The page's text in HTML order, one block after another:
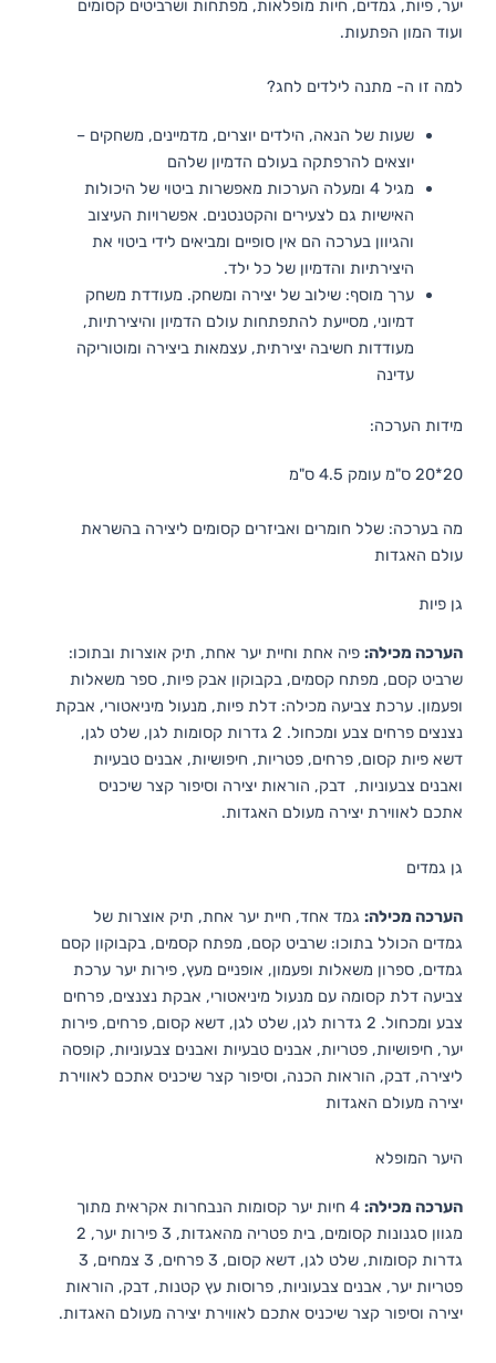
יער, פיות, גמדים, חיות מופלאות, מפתחות ושרביטים קסומים
ועוד המון הפתעות.
למה זו ה- מתנה לילדים לחג?
שעות של הנאה, הילדים יוצרים, מדמיינים, משחקים –
יוצאים להרפתקה בעולם הדמיון שלהם
מגיל 4 ומעלה הערכות מאפשרות ביטוי של היכולות
האישיות גם לצעירים והקטנטנים. אפשרויות העיצוב
והגיוון בערכה הם אין סופיים ומביאים לידי ביטוי את
היצירתיות והדמיון של כל ילד.
ערך מוסף: שילוב של יצירה ומשחק. מעודדת משחק
דמיוני, מסייעת להתפתחות עולם הדמיון והיצירתיות,
מעודדות חשיבה יצירתית, עצמאות ביצירה ומוטוריקה
עדינה
מידות הערכה:
20*20 ס"מ עומק 4.5 ס"מ
מה בערכה: שלל חומרים ואביזרים קסומים ליצירה בהשראת
עולם האגדות
גן פיות
הערכה מכילה: פיה אחת וחיית יער אחת, תיק אוצרות ובתוכו:
שרביט קסם, מפתח קסמים, בקבוקון אבק פיות, ספר משאלות
ופעמון. ערכת צביעה מכילה: דלת פיות, מנעול מיניאטורי, אבקת
נצנצים פרחים צבע ומכחול. 2 גדרות קסומות לגן, שלט לגן,
דשא פיות קסום, פרחים, פטריות, חיפושיות, אבנים טבעיות
ואבנים צבעוניות, דבק, הוראות יצירה וסיפור קצר שיכניס
אתכם לאווירת יצירה מעולם האגדות.
גן גמדים
הערכה מכילה: גמד אחד, חיית יער אחת, תיק אוצרות של
גמדים הכולל בתוכו: שרביט קסם, מפתח קסמים, בקבוקון קסם
גמדים, ספרון משאלות ופעמון, אופניים מעץ, פירות יער ערכת
צביעה דלת קסומה עם מנעול מיניאטורי, אבקת נצנצים, פרחים
צבע ומכחול. 2 גדרות לגן, שלט לגן, דשא קסום, פרחים, פירות
יער, חיפושיות, פטריות, אבנים טבעיות ואבנים צבעוניות, קופסה
ליצירה, דבק, הוראות הכנה, וסיפור קצר שיכניס אתכם לאווירת
יצירה מעולם האגדות
היער המופלא
הערכה מכילה:
4 חיות יער קסומות הנבחרות אקראית מתוך
מגוון סגנונות קסומים, בית פטריה מהאגדות, 3 פירות יער, 2
גדרות קסומות, שלט לגן, דשא קסום, 3 פרחים, 3 צמחים, 3
פטריות יער, אבנים צבעוניות, פרוסות עץ קטנות, דבק, הוראות
יצירה וסיפור קצר שיכניס אתכם לאווירת יצירה מעולם האגדות.